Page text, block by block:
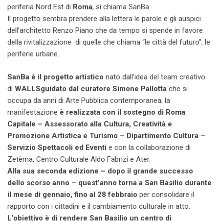
periferia Nord Est di Roma, si chiama SanBa.
Il progetto sembra prendere alla lettera le parole e gli auspici
dell’architetto Renzo Piano che da tempo si spende in favore
della rivitalizzazione di quelle che chiama “le città del futuro”, le
periferie urbane.
SanBa è il progetto artistico nato dall’idea del team creativo
di WALLSguidato dal curatore Simone Pallotta che si
occupa da anni di Arte Pubblica contemporanea; la
manifestazione è realizzata con il sostegno di Roma
Capitale – Assessorato alla Cultura, Creatività e
Promozione Artistica e Turismo – Dipartimento Cultura –
Servizio Spettacoli ed Eventi e con la collaborazione di
Zetèma, Centro Culturale Aldo Fabrizi e Ater.
Alla sua seconda edizione – dopo il grande successo
dello scorso anno – quest’anno torna a San Basilio durante
il mese di gennaio, fino al 28 febbraio per consolidare il
rapporto con i cittadini e il cambiamento culturale in atto.
L’obiettivo è di rendere San Basilio un centro di